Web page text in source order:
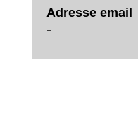
Adresse email
-